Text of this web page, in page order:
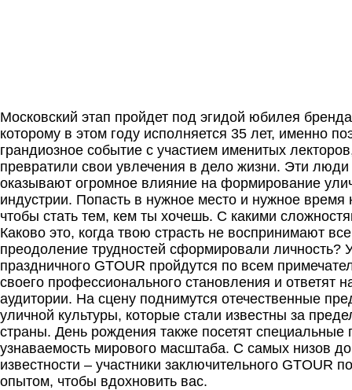
Московский этап пройдет под эгидой юбилея
которому в этом году исполняется 35 лет, именно
грандиозное событие с участием именитых
превратили свои увлечения в дело жизни. Эти
оказывают огромное влияние на формирование
индустрии. Попасть в нужное место и нужное время
чтобы стать тем, кем ты хочешь. С какими
Каково это, когда твою страсть не воспринимают
преодоление трудностей сформировали личность?
праздничного GTOUR пройдутся по всем
своего профессионального становления и ответят
аудитории. На сцену поднимутся отечественные
уличной культуры, которые стали известны за
страны. День рождения также посетят
узнаваемость мирового масштаба. С самых низов
известности – участники заключительного GTOUR
опытом, чтобы вдохновить вас.